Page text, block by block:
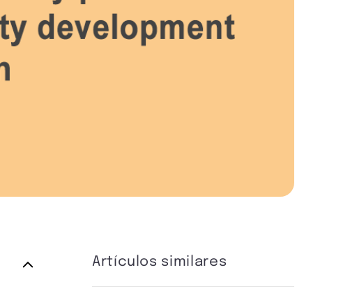
Artículos similares